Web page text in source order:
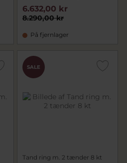
8.290,00 kr
6.632,00 kr
På fjernlager
SALE
Tand ring m. 2 tænder 8 kt